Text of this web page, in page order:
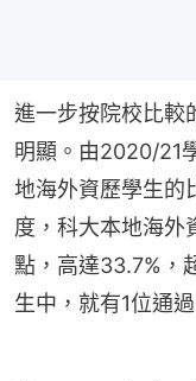
進一步按院校比較
明顯。由2020/21
地海外資歷學生
度，科大本地海外
點，高達33.7%，
生中，就有1位通